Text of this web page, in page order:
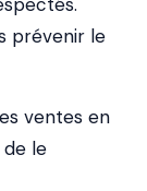
prévenir le
ventes en
de le